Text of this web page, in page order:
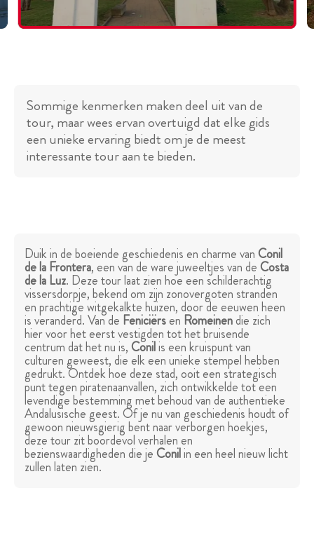
Sommige kenmerken maken deel uit van de
tour, maar wees ervan overtuigd dat elke gids
een unieke ervaring biedt om je de meest
interessante tour aan te bieden.
Duik in de boeiende geschiedenis en charme vanConil
de la Frontera, een van de ware juweeltjes van deCosta
de la Luz. Deze tour laat zien hoe een schilderachtig
vissersdorpje, bekend om zijn zonovergoten stranden
en prachtige witgekalkte huizen, door de eeuwen heen
is veranderd. Van de Feniciërsen Romeinendie zich
hier voor het eerst vestigden tot het bruisende
centrum dat het nu is,Conilis een kruispunt van
culturen geweest, die elk een unieke stempel hebben
gedrukt. Ontdek hoe deze stad, ooit een strategisch
punt tegen piratenaanvallen, zich ontwikkelde tot een
levendige bestemming met behoud van de authentieke
Andalusische geest. Of je nu van geschiedenis houdt of
gewoon nieuwsgierig bent naar verborgen hoekjes,
deze tour zit boordevol verhalen en
bezienswaardigheden die jeConilin een heel nieuw licht
zullen laten zien.